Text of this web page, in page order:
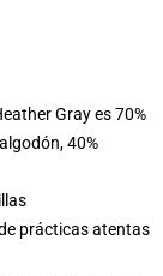
Gray es 70%
40%
prácticas atentas